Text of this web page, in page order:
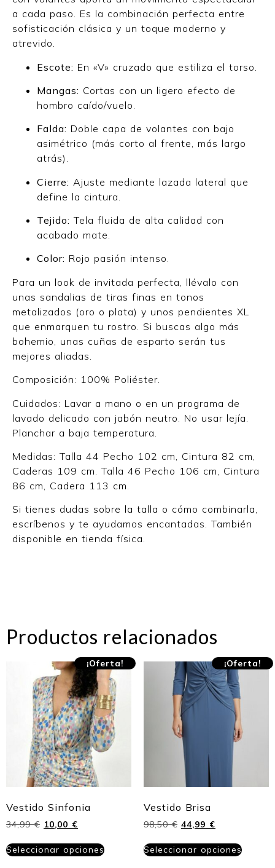
a cada paso. Es la combinación perfecta entre
sofisticación clásica y un toque moderno y
atrevido.
Escote: En «V» cruzado que estiliza el torso.
Mangas: Cortas con un ligero efecto de
hombro caído/vuelo.
Falda: Doble capa de volantes con bajo
asimétrico (más corto al frente, más largo
atrás).
Cierre: Ajuste mediante lazada lateral que
define la cintura.
Tejido: Tela fluida de alta calidad con
acabado mate.
Color: Rojo pasión intenso.
Para un look de invitada perfecta, llévalo con
unas sandalias de tiras finas en tonos
metalizados (oro o plata) y unos pendientes XL
que enmarquen tu rostro. Si buscas algo más
bohemio, unas cuñas de esparto serán tus
mejores aliadas.
Composición: 100% Poliéster.
Cuidados: Lavar a mano o en un programa de
lavado delicado con jabón neutro. No usar lejía.
Planchar a baja temperatura.
Medidas: Talla 44 Pecho 102 cm, Cintura 82 cm,
Caderas 109 cm. Talla 46 Pecho 106 cm, Cintura
86 cm, Cadera 113 cm.
Si tienes dudas sobre la talla o cómo combinarla,
escríbenos y te ayudamos encantadas. También
disponible en tienda física.
Productos relacionados
¡Oferta!
Vestido Sinfonia
34,99€ 10,00 €
Seleccionar opciones
¡Oferta!
Vestido Brisa
98,50€ 44,99 €
Seleccionar opciones